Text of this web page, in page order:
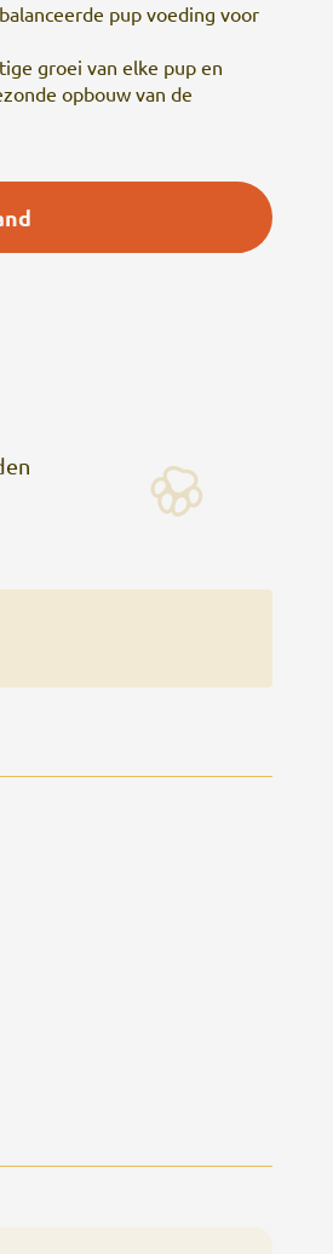
pup voeding voor
groei van elke pup en
opbouw van de